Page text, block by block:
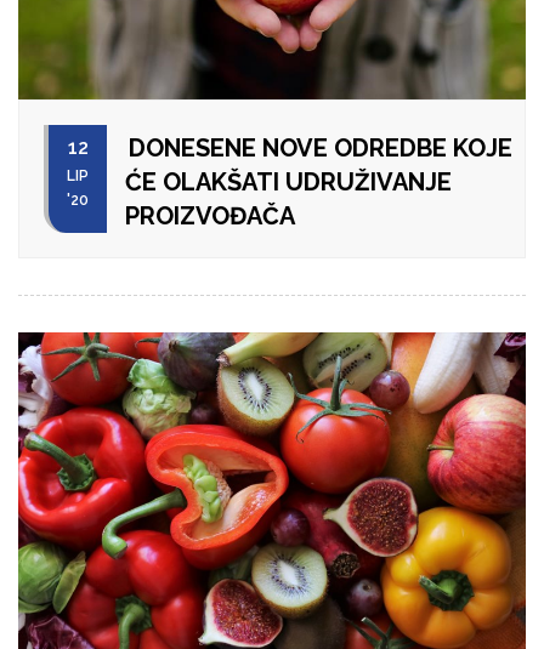
12
LIP
'20
DONESENE NOVE ODREDBE KOJE
ĆE OLAKŠATI UDRUŽIVANJE
PROIZVOĐAČA